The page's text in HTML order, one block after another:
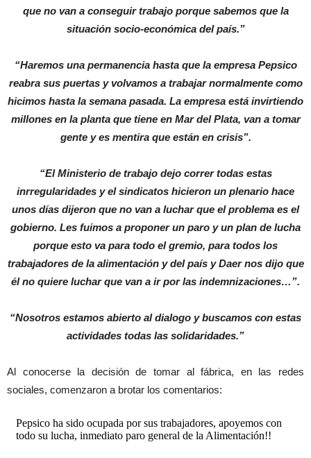
que no van a conseguir trabajo porque sabemos que la
situación socio-económica del país.”
“Haremos una permanencia hasta que la empresa Pepsico
reabra sus puertas y volvamos a trabajar normalmente como
hicimos hasta la semana pasada. La empresa está invirtiendo
millones en la planta que tiene en Mar del Plata, van a tomar
gente y es mentira que están en crisis”.
“El Ministerio de trabajo dejo correr todas estas
inrregularidades y el sindicatos hicieron un plenario hace
unos días dijeron que no van a luchar que el problema es el
gobierno. Les fuimos a proponer un paro y un plan de lucha
porque esto va para todo el gremio, para todos los
trabajadores de la alimentación y del país y Daer nos dijo que
él no quiere luchar que van a ir por las indemnizaciones…”.
“Nosotros estamos abierto al dialogo y buscamos con estas
actividades todas las solidaridades.”
Al conocerse la decisión de tomar al fábrica, en las redes
sociales, comenzaron a brotar los comentarios:
Pepsico ha sido ocupada por sus trabajadores, apoyemos con
todo su lucha, inmediato paro general de la Alimentación!!